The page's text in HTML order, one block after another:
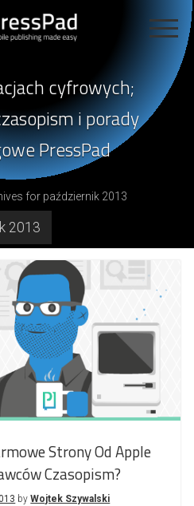
dropdown
menu
Cyfrowych
101
Mobilna
W Sieci
Czasopism
Przypadków
Aplikacji
Czasopism
cyfrowych;
i porady
PressPad
otwarte
menu
for październik 2013
2013
Strony Od Apple
Czasopism?
byWojtek Szywalski